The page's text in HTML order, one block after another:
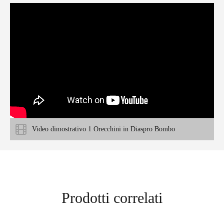
Video dimostrativo 1 Orecchini in Diaspro Bombo
Prodotti correlati